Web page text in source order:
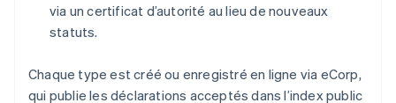
via un certificat d’autorité au lieu de nouveaux
statuts.
Chaque type est créé ou enregistré en ligne via eCorp,
qui publie les déclarations acceptés dans l’index public